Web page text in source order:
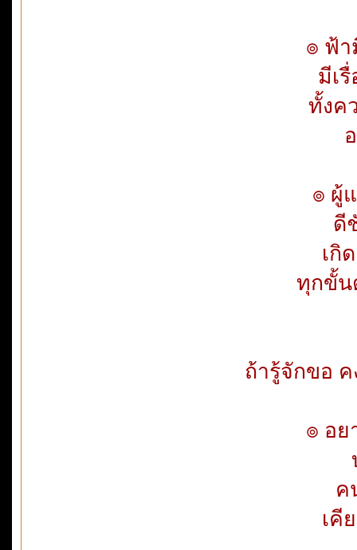
๏ ฟ้
มีเ
ทั้งค
๏ ผู้
ดี
เกิ
ทุกขั้น
ถ้ารู้จักขอ
๏ อย
ค
เคี